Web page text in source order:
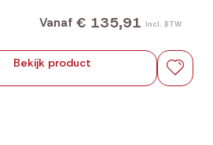
Vanaf € 135,91 Incl. BTW
Bekijk product